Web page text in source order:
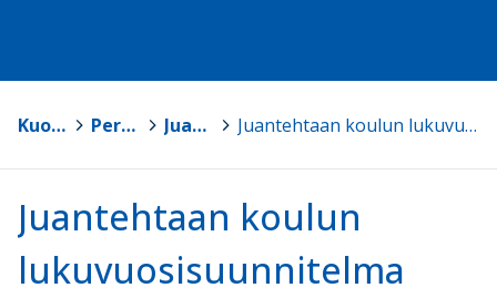
Kuopio Peruskoulut > Juantehtaan koulu > Juantehtaan koulun lukuvuosisuunnitelma 2023 - 2024
Juantehtaan koulun
lukuvuosisuunnitelma